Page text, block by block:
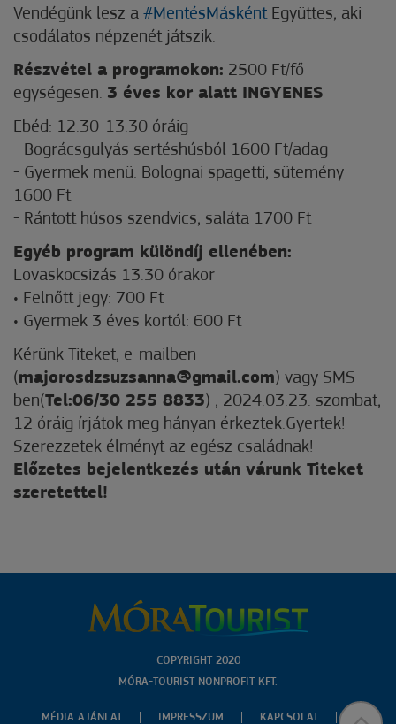
Vendégünk lesz a #MentésMáskéntEgyüttes, aki
csodálatos népzenét játszik.
Részvétel a programokon: 2500 Ft/fő
egységesen. 3 éves kor alatt INGYENES
Ebéd: 12.30-13.30 óráig
- Bográcsgulyás sertéshúsból 1600 Ft/adag
- Gyermek menü: Bolognai spagetti, sütemény
1600 Ft
- Rántott húsos szendvics, saláta 1700 Ft
Egyéb program különdíj ellenében:
Lovaskocsizás 13.30 órakor
• Felnőtt jegy: 700 Ft
• Gyermek 3 éves kortól: 600 Ft
Kérünk Titeket, e-mailben
(majorosdzsuzsanna@gmail.com) vagy SMS-
ben(Tel:06/30 255 8833) , 2024.03.23. szombat,
12 óráig írjátok meg hányan érkeztek.Gyertek!
Szerezzetek élményt az egész családnak!
Előzetes bejelentkezés után várunk Titeket
szeretettel!
COPYRIGHT 2020
MÓRA-TOURIST NONPROFIT KFT.
MÉDIA AJÁNLAT IMPRESSZUM KAPCSOLAT